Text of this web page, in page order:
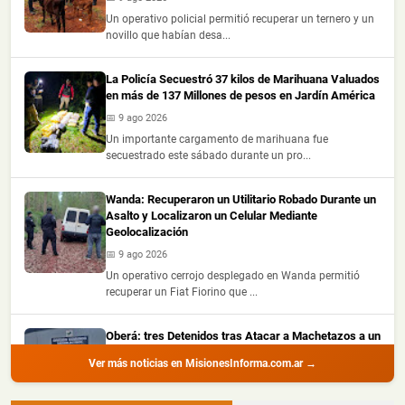
Un operativo policial permitió recuperar un ternero y un
novillo que habían desa...
La Policía Secuestró 37 kilos de Marihuana Valuados
en más de 137 Millones de pesos en Jardín América
📅 9 ago 2026
Un importante cargamento de marihuana fue
secuestrado este sábado durante un pro...
Wanda: Recuperaron un Utilitario Robado Durante un
Asalto y Localizaron un Celular Mediante
Geolocalización
📅 9 ago 2026
Un operativo cerrojo desplegado en Wanda permitió
recuperar un Fiat Fiorino que ...
Oberá: tres Detenidos tras Atacar a Machetazos a un
Ver más noticias en MisionesInforma.com.ar →